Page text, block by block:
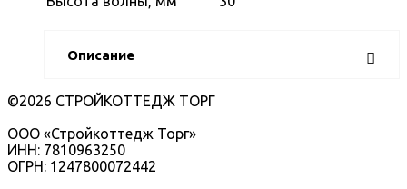
Описание
©2026 СТРОЙКОТТЕДЖ ТОРГ
ООО «Стройкоттедж Торг»
ИНН: 7810963250
ОГРН: 1247800072442